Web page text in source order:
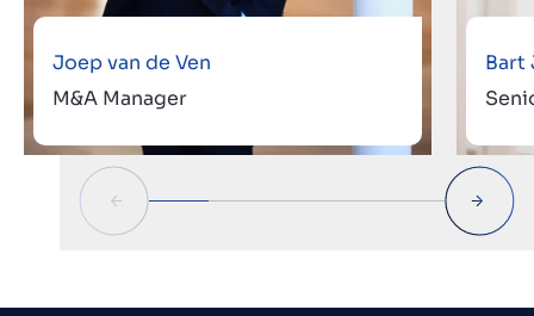
Joep van de Ven
M&A Manager
Bart